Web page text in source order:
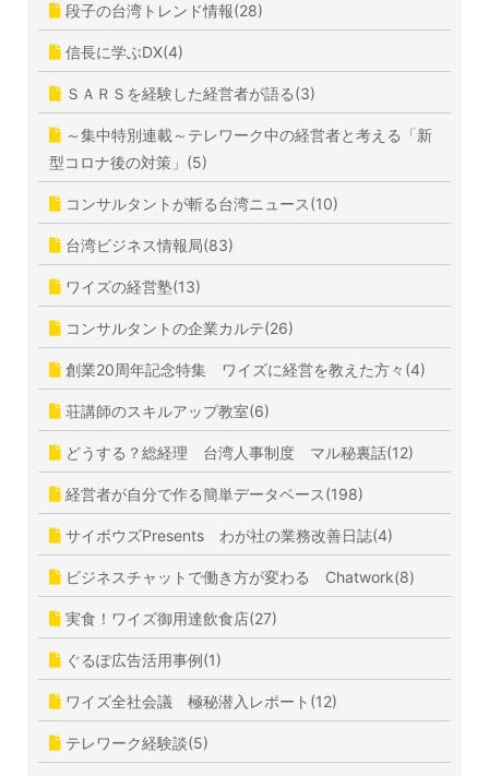
段子の台湾トレンド情報(28)
信長に学ぶDX(4)
ＳＡＲＳを経験した経営者が語る(3)
～集中特別連載～テレワーク中の経営者と考える「新
型コロナ後の対策」(5)
コンサルタントが斬る台湾ニュース(10)
台湾ビジネス情報局(83)
ワイズの経営塾(13)
コンサルタントの企業カルテ(26)
創業20周年記念特集 ワイズに経営を教えた方々(4)
荘講師のスキルアップ教室(6)
どうする？総経理 台湾人事制度 マル秘裏話(12)
経営者が自分で作る簡単データベース(198)
サイボウズPresents わが社の業務改善日誌(4)
ビジネスチャットで働き方が変わる Chatwork(8)
実食！ワイズ御用達飲食店(27)
ぐるぽ広告活用事例(1)
ワイズ全社会議 極秘潜入レポート(12)
テレワーク経験談(5)